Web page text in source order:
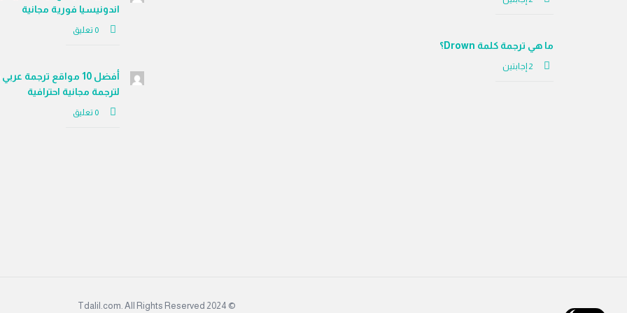
ما هي ترجمة كلمة Drown؟
‫2 إجابتين
اندونيسيا فورية مجانية
‫0 تعليق
أفضل 10 مواقع ترجمة
لترجمة مجانية احترافية
‫0 تعليق
© 2024 Tdalil.com. All Rights Reserved